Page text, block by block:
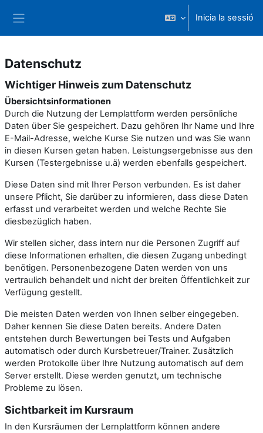
Inicia la sessió
Datenschutz
Datenschutz
Wichtiger Hinweis zum Datenschutz
Übersichtsinformationen
Durch die Nutzung der Lernplattform werden persönliche
Daten über Sie gespeichert. Dazu gehören Ihr Name und Ihre
E-Mail-Adresse, welche Kurse Sie nutzen und was Sie wann
in diesen Kursen getan haben. Leistungsergebnisse aus den
Kursen (Testergebnisse u.ä) werden ebenfalls gespeichert.
Diese Daten sind mit Ihrer Person verbunden. Es ist daher
unsere Pflicht, Sie darüber zu informieren, dass diese Daten
erfasst und verarbeitet werden und welche Rechte Sie
diesbezüglich haben.
Wir stellen sicher, dass intern nur die Personen Zugriff auf
diese Informationen erhalten, die diesen Zugang unbedingt
benötigen. Personenbezogene Daten werden von uns
vertraulich behandelt und nicht der breiten Öffentlichkeit zur
Verfügung gestellt.
Die meisten Daten werden von Ihnen selber eingegeben.
Daher kennen Sie diese Daten bereits. Andere Daten
entstehen durch Bewertungen bei Tests und Aufgaben
automatisch oder durch Kursbetreuer/Trainer. Zusätzlich
werden Protokolle über Ihre Nutzung automatisch auf dem
Server erstellt. Diese werden genutzt, um technische
Probleme zu lösen.
Sichtbarkeit im Kursraum
In den Kursräumen der Lernplattform können andere